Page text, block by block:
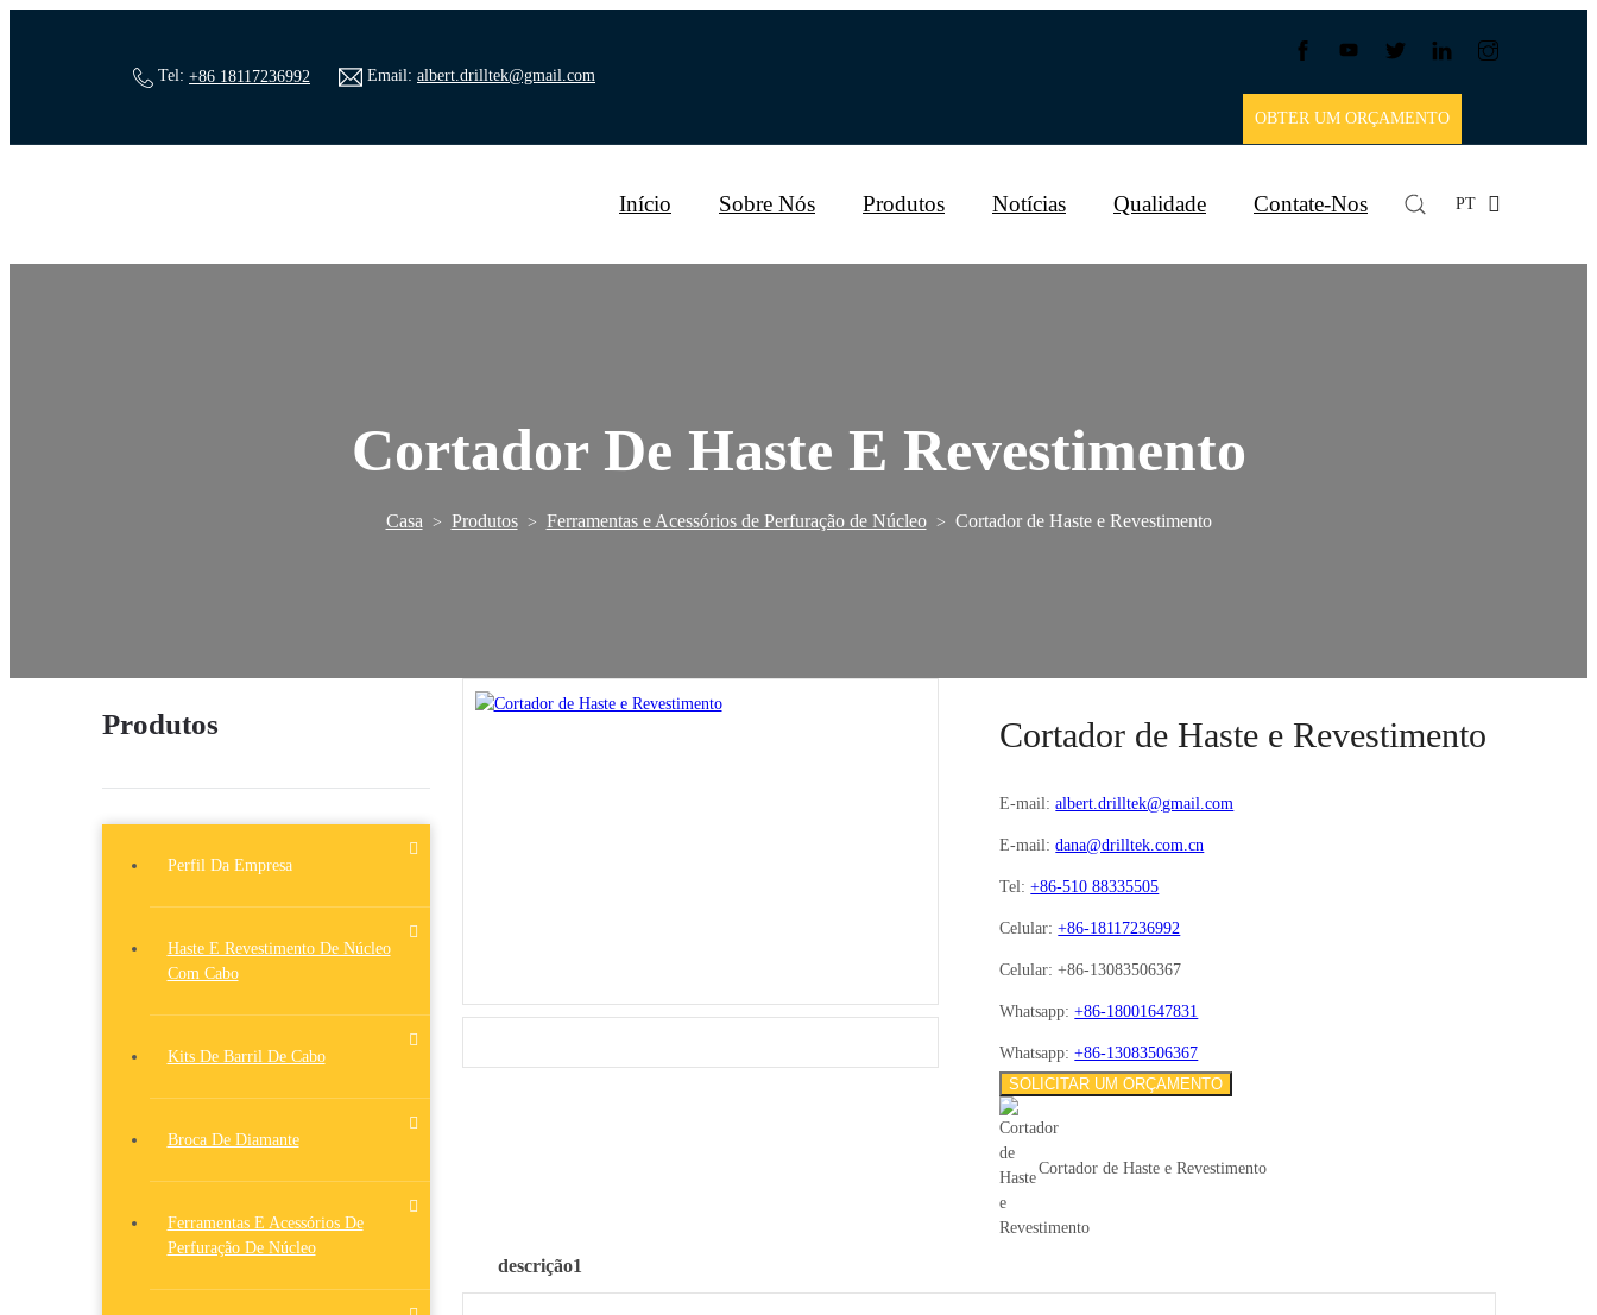
Tel: +86 18117236992 Email: albert.drilltek@gmail.com
OBTER UM ORÇAMENTO
Início Sobre Nós Produtos Notícias Qualidade Contate-Nos PT
Cortador De Haste E Revestimento
Casa > Produtos> Ferramentas e Acessórios de Perfuração de Núcleo> Cortador de Haste e Revestimento
Produtos
Perfil Da Empresa
Haste E Revestimento De Núcleo
Com Cabo
Kits De Barril De Cabo
Broca De Diamante
Ferramentas E Acessórios De
Perfuração De Núcleo
Cortador de Haste e Revestimento
E-mail:albert.drilltek@gmail.com
E-mail:dana@drilltek.com.cn
Tel:+86-510 88335505
Celular:+86-18117236992
Celular:+86-13083506367
Whatsapp:+86-18001647831
Whatsapp:+86-13083506367
SOLICITAR UM ORÇAMENTO
Cortador de Haste e Revestimento
descrição1